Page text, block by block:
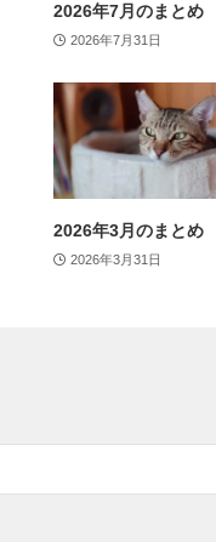
2026年7月のまとめ
2026年7月31日
2026年3月のまとめ
2026年3月31日